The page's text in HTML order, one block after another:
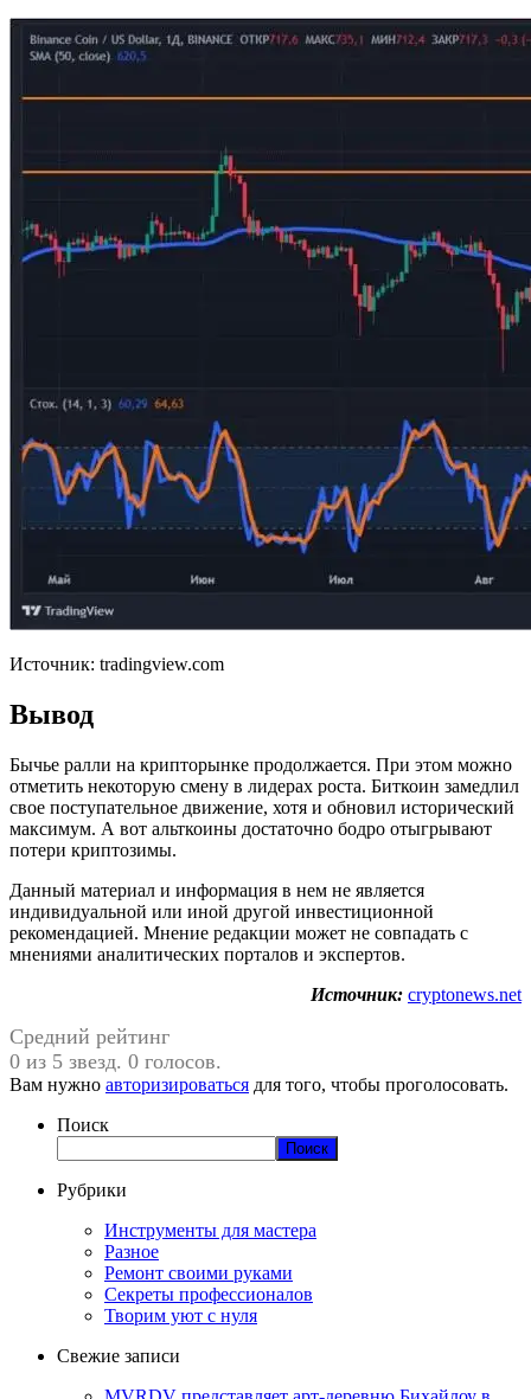
Источник: tradingview.com
Вывод
Бычье ралли на крипторынке продолжается. При этом можно
отметить некоторую смену в лидерах роста. Биткоин замедлил
свое поступательное движение, хотя и обновил исторический
максимум. А вот альткоины достаточно бодро отыгрывают
потери криптозимы.
Данный материал и информация в нем не является
индивидуальной или иной другой инвестиционной
рекомендацией. Мнение редакции может не совпадать с
мнениями аналитических порталов и экспертов.
Источник: cryptonews.net
Средний рейтинг
0 из 5 звезд. 0 голосов.
Вам нужно авторизироваться для того, чтобы проголосовать.
Поиск
Поиск
Рубрики
Инструменты для мастера
Разное
Ремонт своими руками
Секреты профессионалов
Творим уют с нуля
Свежие записи